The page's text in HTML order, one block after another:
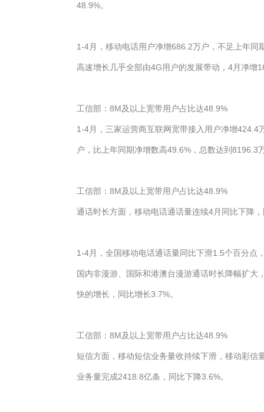
48.9%。
1-4月，移动电话用户净增686.2万户，不足上年
高速增长几乎全部由4G用户的发展带动，4月净
工信部：8M及以上宽带用户占比达48.9%
1-4月，三家运营商互联网宽带接入用户净增
户，比上年同期净增数高49.6%，总数达到8196.3
工信部：8M及以上宽带用户占比达48.9%
通话时长方面，移动电话通话量连续4月同比下降
1-4月，全国移动电话通话量同比下滑1.5个百分点
国内非漫游、国际和港澳台漫游通话时长降幅扩
快的增长，同比增长3.7%。
工信部：8M及以上宽带用户占比达48.9%
短信方面，移动短信业务量收持续下滑，移动彩
业务量完成2418.8亿条，同比下降3.6%。